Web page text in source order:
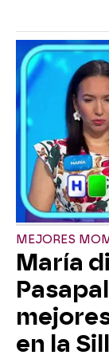
MEJORES
María
en la